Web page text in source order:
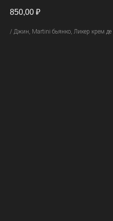
850,00 ₽
/ Джин, Martini бьянко, Ликер крем де